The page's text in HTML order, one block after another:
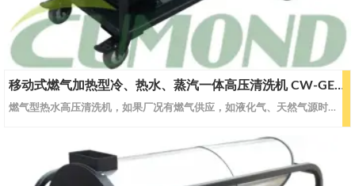
移动式燃气加热型冷、热水、蒸汽一体高压清洗机 CW-GEWS25
燃气型热水高压清洗机，如果厂况有燃气供应，如液化气、天然气源时，可选择燃气型清洗设备。 洁净环保， 保证了最低的燃烧排放，最低廉的使用成本以及最少的维护成本。移动式燃气加热型冷、热水、蒸汽高压清洗机。型号CW-GEWS25CW-GEWS30CW-GEWS40蒸汽蒸汽流量L/H108108120蒸汽压力Bar/Mpa35/3.535/3.535/3.5蒸汽温度℃145-185145-185145-1